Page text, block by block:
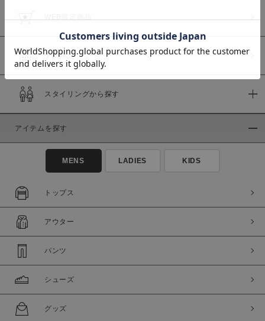
価格
～
商品タイプ
通常商品 予約商品
在庫
在庫あり 在庫なし含む
予約商品
スタイリングから探す
アイテムを探す
MENS LADIES KIDS
トップス
アウター
パンツ
シューズ
グッズ